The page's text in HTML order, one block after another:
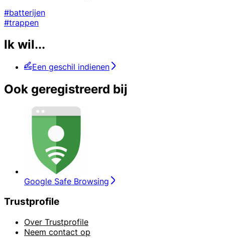
#batterijen
#trappen
Ik wil...
Een geschil indienen
Ook geregistreerd bij
Google Safe Browsing
Trustprofile
Over Trustprofile
Neem contact op